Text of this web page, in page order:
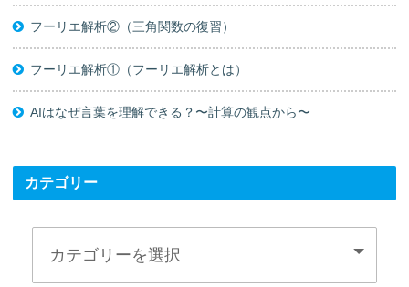
フーリエ解析②（三角関数の復習）
フーリエ解析①（フーリエ解析とは）
AIはなぜ言葉を理解できる？〜計算の観点から〜
カテゴリー